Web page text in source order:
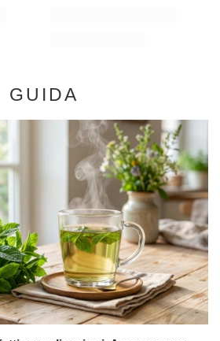
e applicazioni. A cosa serve
armadietto dei medicinali, una
senza di essa. La menta è
piante più popolari al mondo,
per il suo caratteristico profumo e